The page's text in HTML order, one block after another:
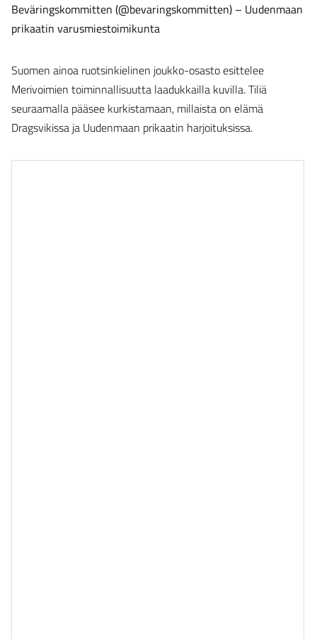
Beväringskommitten (@bevaringskommitten) – Uudenmaan
prikaatin varusmiestoimikunta
Suomen ainoa ruotsinkielinen joukko-osasto esittelee
Merivoimien toiminnallisuutta laadukkailla kuvilla. Tiliä
seuraamalla pääsee kurkistamaan, millaista on elämä
Dragsvikissa ja Uudenmaan prikaatin harjoituksissa.